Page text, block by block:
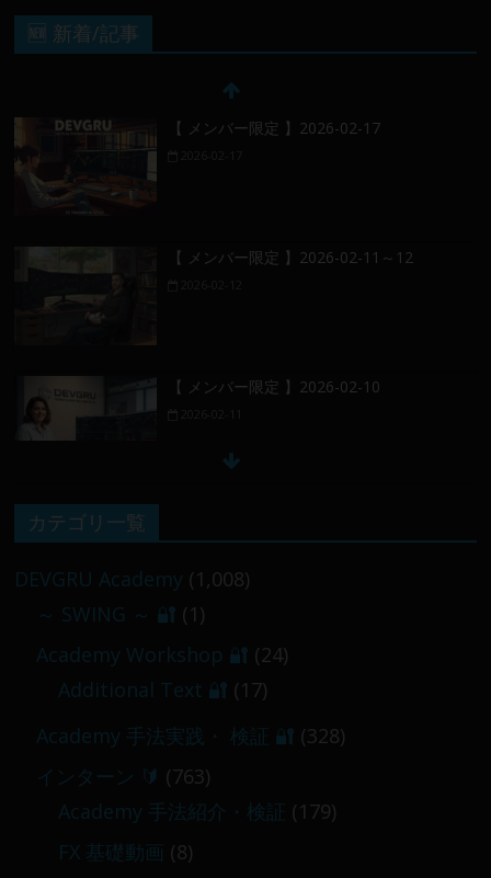
🆕 新着/記事
【 メンバー限定 】2026-02-17
【 メンバー限定 】2026-02-11～12
【 メンバー限定 】2026-02-10
／
【 メンバー限定 】2026-03-05～06
カテゴリ一覧
DEVGRU Academy (1,008)
～ SWING ～ 🔐 (1)
Academy Workshop 🔐 (24)
Additional Text 🔐 (17)
Academy 手法実践・ 検証 🔐 (328)
インターン 🔰 (763)
Academy 手法紹介・検証 (179)
FX 基礎動画 (8)